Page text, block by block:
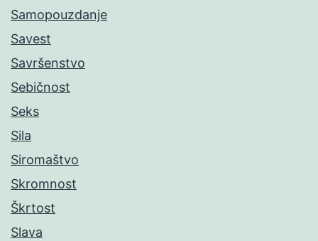
Samopouzdanje
Savest
Savršenstvo
Sebičnost
Seks
Sila
Siromaštvo
Skromnost
Škrtost
Slava